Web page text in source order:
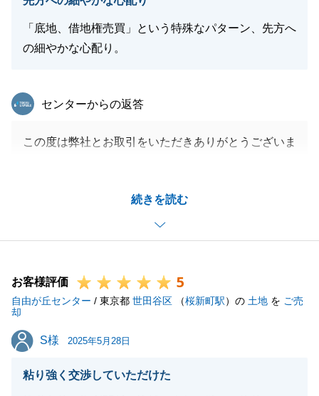
閉じる
「底地、借地権売買」という特殊なパターン、先方へ
の細やかな心配り。
続きを読む
東急リバブル
センターからの返答
この度は弊社とお取引をいただきありがとうございま
いましたが、K様と借人様とのこれまでの人間関係・
信頼関係があってこそ成り立ったお取引であったと改
めて感じております。
非地域密着で営業をしている弊社へお声がけ頂けます
と幸いです。
閉じる
お客様評価 5
自由が丘センター / 東京都 世田谷区 （桜新町駅）の 土地 を ご売
却
S様
S様 2025年5月28日
粘り強く交渉していただけた